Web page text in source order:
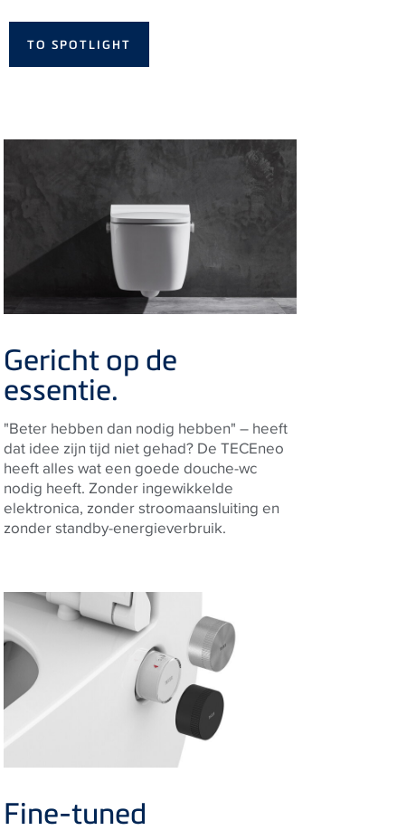
TO SPOTLIGHT
Gericht op de
essentie.
"Beter hebben dan nodig hebben" – heeft
dat idee zijn tijd niet gehad? DeTECEneo
heeft alles wat een goede douche-wc
nodig heeft. Zonder ingewikkelde
elektronica, zonder stroomaansluiting en
zonder standby-energieverbruik.
Fine-tuned